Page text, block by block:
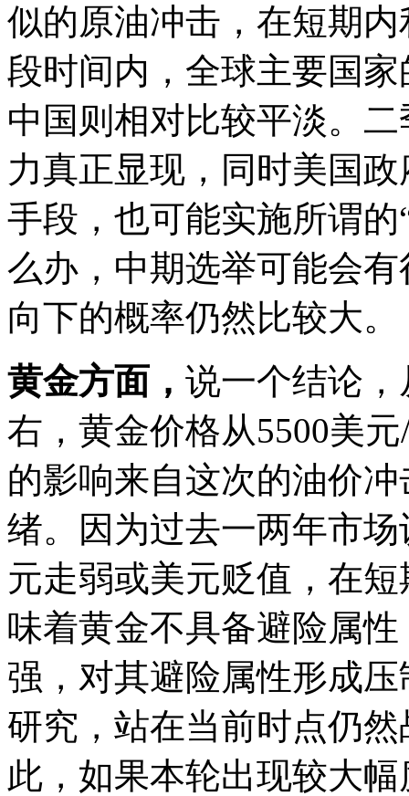
似的原油冲击，在短期
段时间内，全球主要国
中国则相对比较平淡。
力真正显现，同时美国
手段，也可能实施所谓
么办，中期选举可能会
向下的概率仍然比较大。
黄金方面， 说一个结论
右，黄金价格从5500美
的影响来自这次的油价
绪。因为过去一两年市
元走弱或美元贬值，在
味着黄金不具备避险属
强，对其避险属性形成
研究，站在当前时点仍
此，如果本轮出现较大